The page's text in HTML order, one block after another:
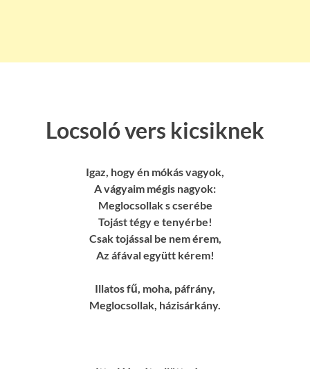
Locsoló vers kicsiknek
Igaz, hogy én mókás vagyok,
A vágyaim mégis nagyok:
Meglocsollak s cserébe
Tojást tégy e tenyérbe!
Csak tojással be nem érem,
Az áfával együtt kérem!
Illatos fű, moha, páfrány,
Meglocsollak, házisárkány.